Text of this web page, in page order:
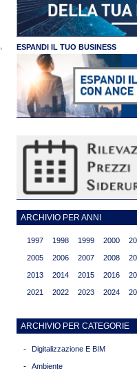
ESPANDI IL TUO BUSINESS
ARCHIVIO PER ANNI
1997 1998 1999 2000
2005 2006 2007 2008
2013 2014 2015 2016
2021 2022 2023 2024
ARCHIVIO PER CATEGORIE
- Digitalizzazione E BIM
- Ambiente